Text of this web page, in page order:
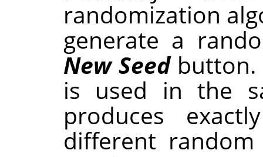
randomization
generate a
New Seedbutton.
is used in the
produces
different